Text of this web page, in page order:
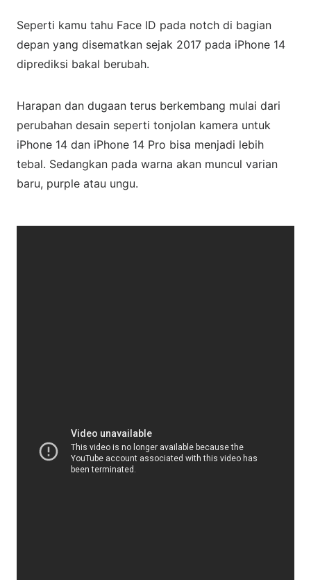
Seperti kamu tahu Face ID pada notch di bagian
depan yang disematkan sejak 2017 pada iPhone 14
diprediksi bakal berubah.
Harapan dan dugaan terus berkembang mulai dari
perubahan desain seperti tonjolan kamera untuk
iPhone 14 dan iPhone 14 Pro bisa menjadi lebih
tebal. Sedangkan pada warna akan muncul varian
baru, purple atau ungu.